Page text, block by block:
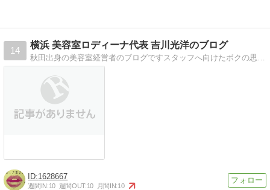
14
横浜 美容室ロディーナ代表 吉川光洋のブログ
秋田出身の美容室経営者のブログですスタッフへ向けたボクの思い、美容室経営、販促の事を発信中！目指せ「秋田の星！！」
1628667
週間IN:10 週間OUT:10 月間IN:10